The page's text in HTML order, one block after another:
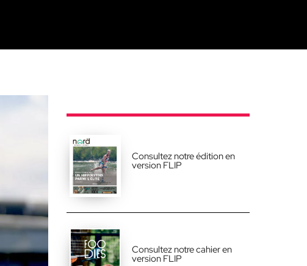
Consultez notre édition en
version FLIP
Consultez notre cahier en
version FLIP